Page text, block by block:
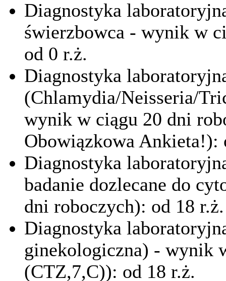
Diagnostyka
świerzbowca - wynik w
od 0 r.ż.
Diagnostyka
(Chlamydia/Neisseria/
wynik w ciągu 20 dni
Obowiązkowa Ankieta!):
Diagnostyka
badanie dozlecane do
dni roboczych): od 18 r.ż.
Diagnostyka
ginekologiczna) - wynik
(CTZ,7,C)): od 18 r.ż.